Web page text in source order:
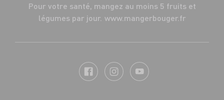
Pour votre santé, mangez au moins 5 fruits et
légumes par jour. www.mangerbouger.fr